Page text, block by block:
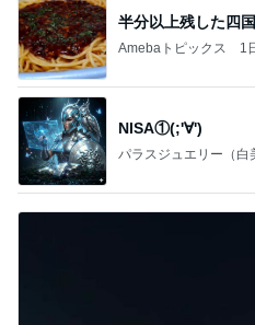
半分以上残した四
Amebaトピックス 1
NISA①(;'∀')
パラスジュエリー（